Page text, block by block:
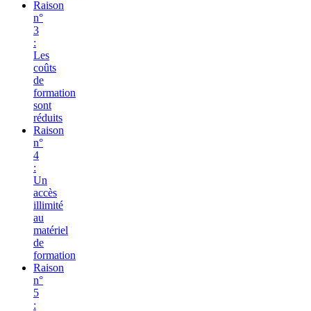
Raison
n°
3
:
Les
coûts
de
formation
sont
réduits
Raison
n°
4
:
Un
accès
illimité
au
matériel
de
formation
Raison
n°
5
: